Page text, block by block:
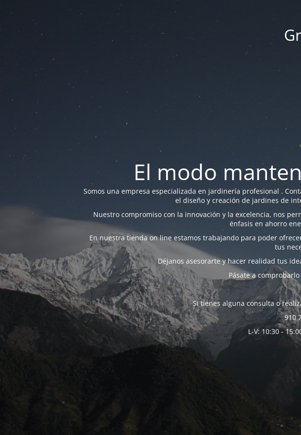
El modo
Somos una empresa especializada en jardinería profesional .
el diseño y creación de jardines de
Nuestro compromiso con la innovación y la excelencia, nos
énfasis en ahorro
En nuestra tienda on line estamos trabajando para poder
tus
Déjanos asesorarte y hacer realidad tus
Pásate a
Si tienes alguna consulta o
910
L-V: 10:30 -